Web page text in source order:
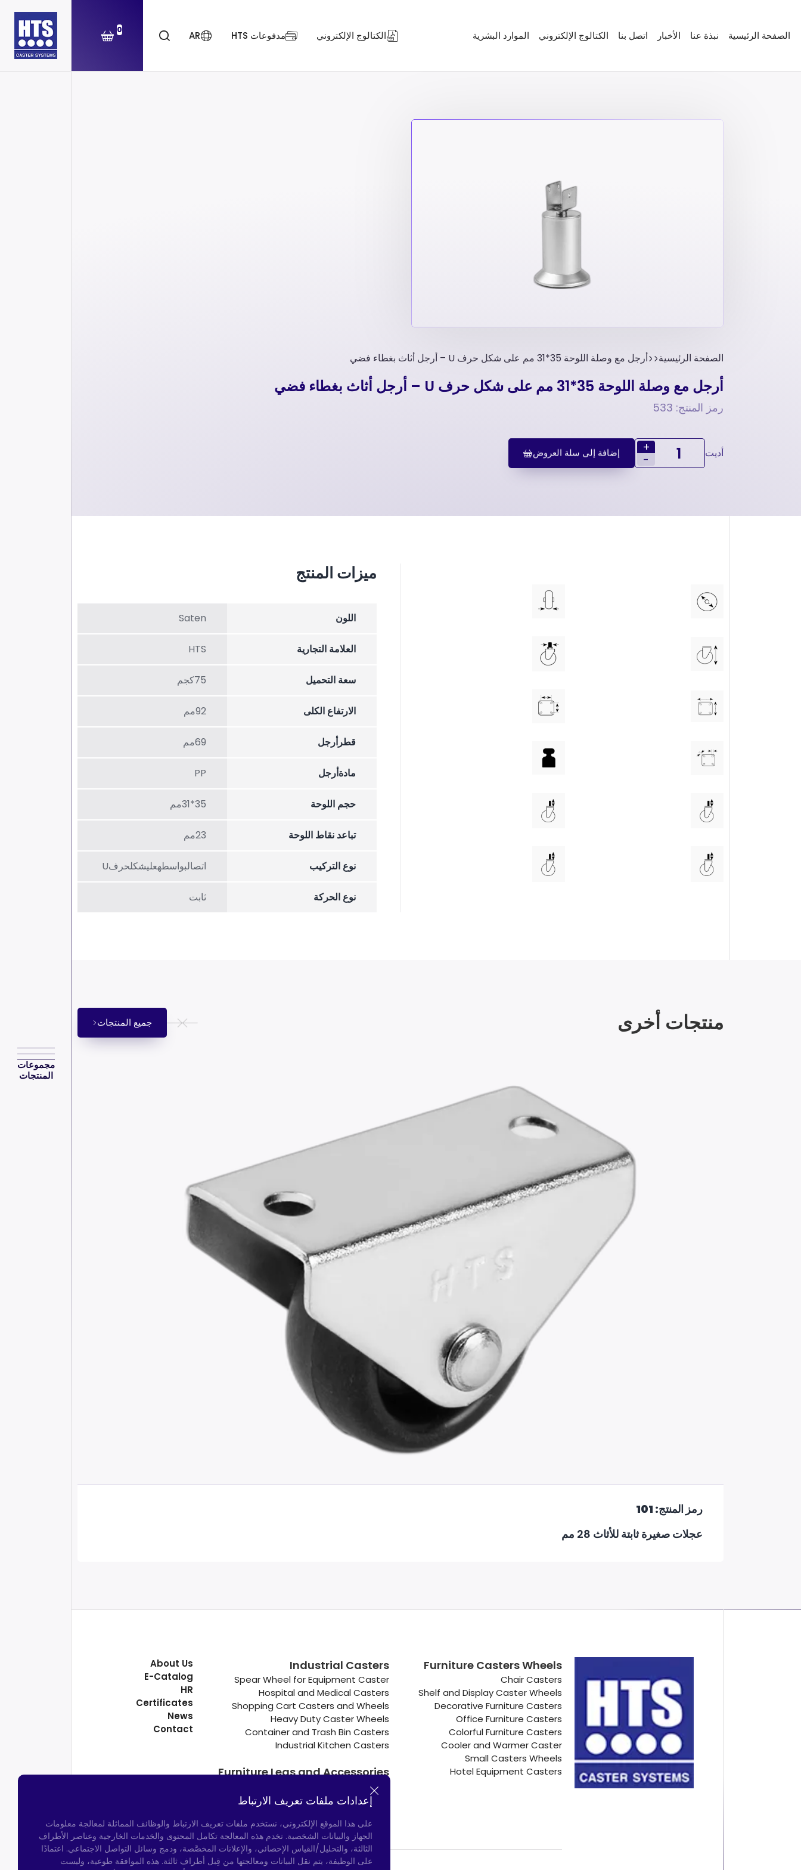
الصفحة الرئيسية نبذة عنا الأخبار اتصل بنا الكتالوج الإلكتروني الموارد البشرية الكتالوج الإلكتروني مدفوعات HTS AR
0
مجموعات
المنتجات
الصفحة الرئيسية أرجل مع وصلة اللوحة 35*31 مم علی شکل حرف U – أرجل أثاث بغطاء فضي
أرجل مع وصلة اللوحة 35*31 مم علی شکل حرف U – أرجل أثاث بغطاء فضي
رمز المنتج: 533
أديت
+
-
إضافة إلى سلة العروض
ميزات المنتج
اللون Saten
العلامة التجارية HTS
سعة التحميل 75كجم
الارتفاع الکلی 92مم
قطرأرجل 69مم
مادةأرجل PP
حجم اللوحة 35*31مم
تباعد نقاط اللوحة 23مم
نوع التركيب اتصالبواسطهعلیشکلحرفU
نوع الحركة ثابت
منتجات أخرى جميع المنتجات
رمز المنتج: 101
عجلات صغيرة ثابتة للأثاث 28 مم
Furniture Casters Wheels
Chair Casters
Shelf and Display Caster Wheels
Decorative Furniture Casters
Office Furniture Casters
Colorful Furniture Casters
Cooler and Warmer Caster
Small Casters Wheels
Hotel Equipment Casters
Industrial Casters
Spear Wheel for Equipment Caster
Hospital and Medical Casters
Shopping Cart Casters and Wheels
Heavy Duty Caster Wheels
Container and Trash Bin Casters
Industrial Kitchen Casters
Furniture Legs and Accessories
Connectors
Door Bumpers
About Us
E-Catalog
HR
Certificates
News
Contact
إعدادات ملفات تعريف الارتباط
على هذا الموقع الإلكتروني، نستخدم ملفات تعريف الارتباط والوظائف المماثلة لمعالجة معلومات
الجهاز والبيانات الشخصية. تخدم هذه المعالجة تكامل المحتوى والخدمات الخارجية وعناصر الأطراف
الثالثة، والتحليل/القياس الإحصائي، والإعلانات المخصَّصة، ودمج وسائل التواصل الاجتماعي. اعتمادًا
على الوظيفة، يتم نقل البيانات ومعالجتها من قِبل أطراف ثالثة. هذه الموافقة طوعية، وليست